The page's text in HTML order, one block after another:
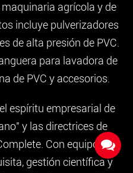
agrícola y de
incluye pulverizadores
de alta presión de PVC.
para lavadora de
de PVC y accesorios.
espíritu empresarial de
y las directrices de
Con equipos
gestión científica y